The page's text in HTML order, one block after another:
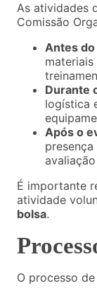
As atividades
Comissão
Antes
Durante
logística
Após o
É importante
atividade
bolsa.
O processo